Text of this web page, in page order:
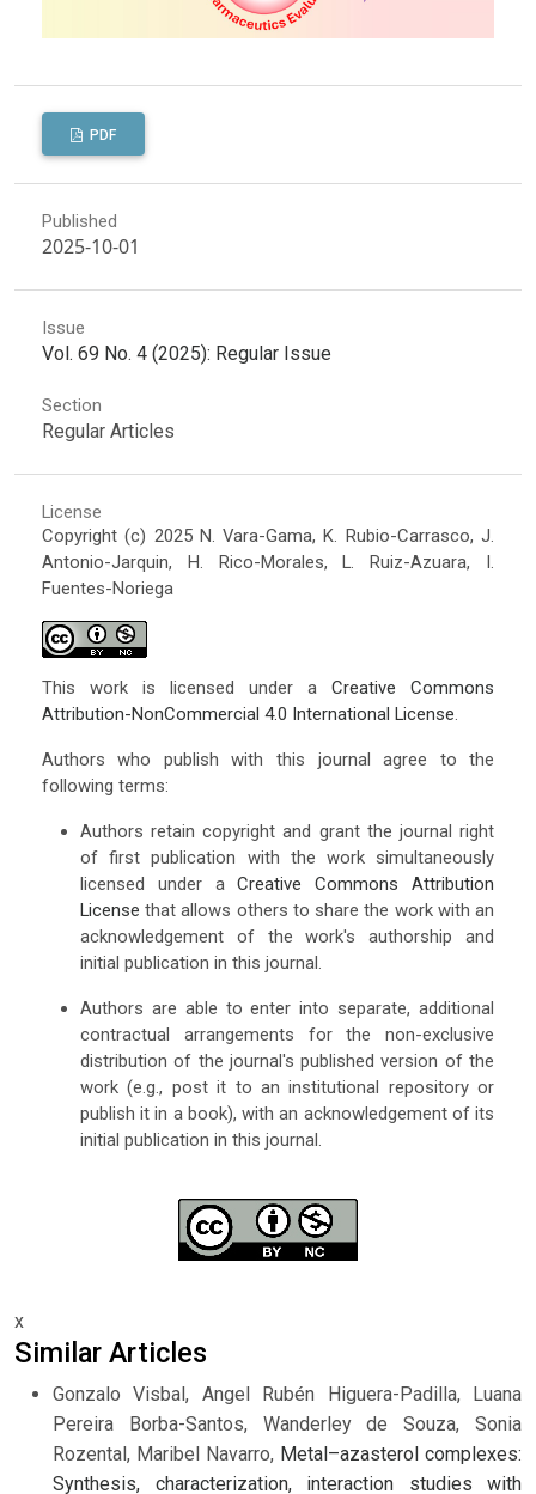
PDF
Published
2025-10-01
Issue
Vol. 69 No. 4 (2025): Regular Issue
Section
Regular Articles
License
Copyright (c) 2025 N. Vara-Gama, K. Rubio-Carrasco, J.
Antonio-Jarquin, H. Rico-Morales, L. Ruiz-Azuara, I.
Fuentes-Noriega
This work is licensed under aCreative Commons
Attribution-NonCommercial 4.0 International License.
Authors who publish with this journal agree to the
following terms:
Authors retain copyright and grant the journal right
of first publication with the work simultaneously
licensed under aCreative Commons Attribution
License that allows others to share the work with an
acknowledgement of the work's authorship and
initial publication in this journal.
Authors are able to enter into separate, additional
contractual arrangements for the non-exclusive
distribution of the journal's published version of the
work (e.g., post it to an institutional repository or
publish it in a book), with an acknowledgement of its
initial publication in this journal.
x
Similar Articles
Gonzalo Visbal, Angel Rubén Higuera-Padilla, Luana
Pereira Borba-Santos, Wanderley de Souza, Sonia
Rozental, Maribel Navarro, Metal–azasterol complexes:
Synthesis, characterization, interaction studies with